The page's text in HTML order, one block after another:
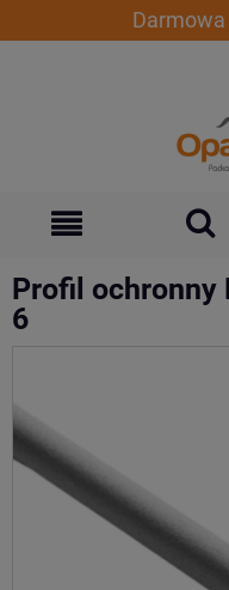
Darmowa
Profil ochronny
6